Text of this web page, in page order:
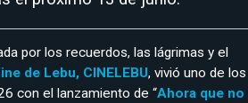
por los recuerdos, las lágrimas y el
de Lebu, CINELEBU, vivió uno de los
con el lanzamiento de “Ahora que no